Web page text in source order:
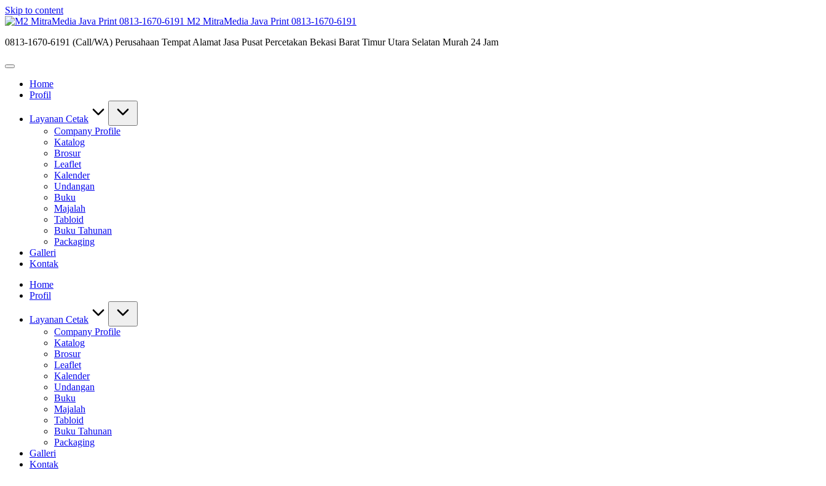
Skip to content
M2 MitraMedia Java Print 0813-1670-6191
0813-1670-6191 (Call/WA) Perusahaan Tempat Alamat Jasa Pusat Percetakan Bekasi Barat Timur Utara Selatan Murah 24 Jam
Home
Profil
Layanan Cetak
Company Profile
Katalog
Brosur
Leaflet
Kalender
Undangan
Buku
Majalah
Tabloid
Buku Tahunan
Packaging
Galleri
Kontak
Home
Profil
Layanan Cetak
Company Profile
Katalog
Brosur
Leaflet
Kalender
Undangan
Buku
Majalah
Tabloid
Buku Tahunan
Packaging
Galleri
Kontak